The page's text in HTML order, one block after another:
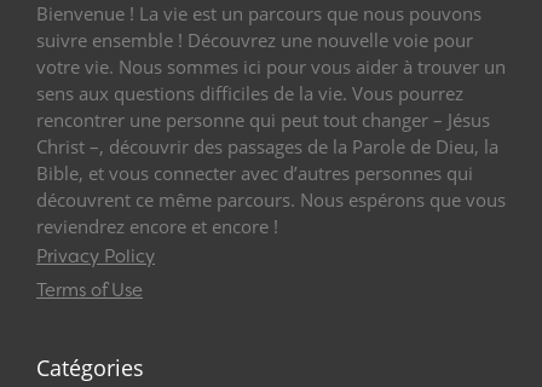
Bienvenue ! La vie est un parcours que nous pouvons
suivre ensemble ! Découvrez une nouvelle voie pour
votre vie. Nous sommes ici pour vous aider à trouver un
sens aux questions difficiles de la vie. Vous pourrez
rencontrer une personne qui peut tout changer – Jésus
Christ –, découvrir des passages de la Parole de Dieu, la
Bible, et vous connecter avec d’autres personnes qui
découvrent ce même parcours. Nous espérons que vous
reviendrez encore et encore !
Privacy Policy
Terms of Use
Catégories